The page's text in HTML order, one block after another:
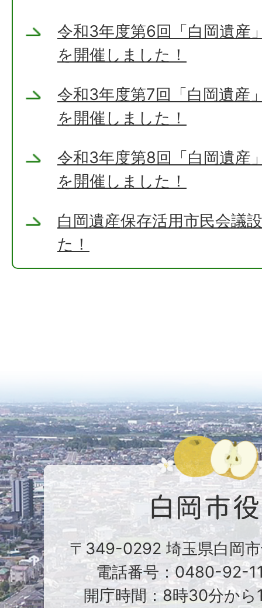
令和3年度第6回「白岡遺産
を開催しました！
令和3年度第7回「白岡遺産
を開催しました！
令和3年度第8回「白岡遺産
を開催しました！
白岡遺産保存活用市民会議
た！
〒349-0292 埼玉県白岡
電話番号：0480-92-
開庁時間：8時30分から